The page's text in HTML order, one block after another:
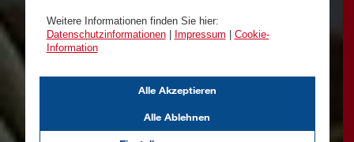
Weitere Informationen finden Sie hier:
Datenschutzinformationen| Impressum
Cookie-
Information
Alle Ablehnen
Alle Akzeptieren